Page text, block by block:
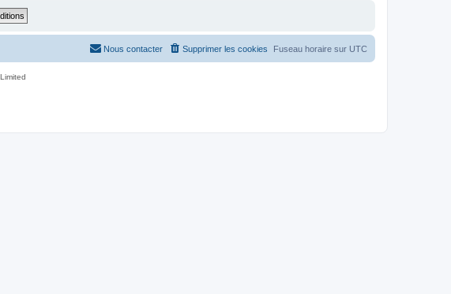
Fuseau horaire sur UTC
Supprimer les cookies
Nous contacter